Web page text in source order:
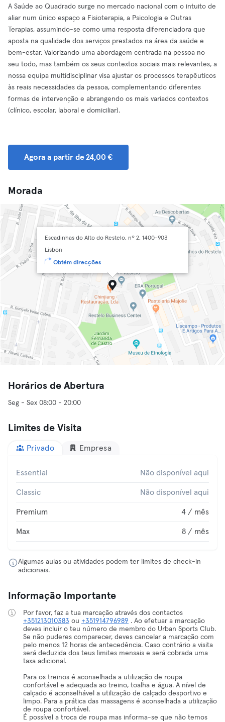
A Saúde ao Quadrado surge no mercado nacional com o intuito de
aliar num único espaço a Fisioterapia, a Psicologia e Outras
Terapias, assumindo-se como uma resposta diferenciadora que
aposta na qualidade dos serviços prestados na área da saúde e
bem-estar. Valorizando uma abordagem centrada na pessoa no
seu todo, mas também os seus contextos sociais mais relevantes, a
nossa equipa multidisciplinar visa ajustar os processos terapêuticos
às reais necessidades da pessoa, complementando diferentes
formas de intervenção e abrangendo os mais variados contextos
(clínico, escolar, laboral e domiciliar).
Agora a partir de 24,00 €
Morada
Escadinhas do Alto do Restelo, nº 2, 1400-903
Lisbon
Obtém direcções
Horários de Abertura
Seg - Sex 08:00 - 20:00
Limites de Visita
Privado Empresa
Essential Não disponível aqui
Classic Não disponível aqui
Premium 4 / mês
Max 8 / mês
Algumas aulas ou atividades podem ter limites de check-in
adicionais.
Informação Importante
Por favor, faz a tua marcação através dos contactos
+351213010383 ou +351914796989 . Ao efetuar a marcação
deves incluir o teu número de membro do Urban Sports Club.
Se não puderes comparecer, deves cancelar a marcação com
pelo menos 12 horas de antecedência. Caso contrário a visita
será deduzida dos teus limites mensais e será cobrada uma
taxa adicional.
Para os treinos é aconselhada a utilização de roupa
confortável e adequada ao treino, toalha e água. A nível de
calçado é aconselhável a utilização de calçado desportivo e
limpo. Para a prática das massagens é aconselhada a utilização
de roupa confortável.
É possível a troca de roupa mas informa-se que não temos